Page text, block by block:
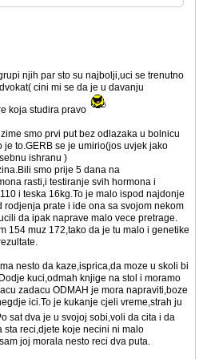
njih par sto su najbolji,uci se trenutno
cini mi se da je u davanju
koja studira pravo
smo prvi put bez odlazaka u bolnicu
to.GERB se je umirio(jos uvjek jako
ishranu )
smo prije 5 dana na
rasti,i testiranje svih hormona i
i teska 16kg.To je malo ispod najdonje
prate i ide ona sa svojom nekom
da ipak naprave malo vece pretrage.
154 muz 172,tako da je tu malo i genetike
nesto da kaze,isprica,da moze u skoli bi
kuci,odmah knjige na stol i moramo
zadacu ODMAH je mora napraviti,boze
ici.To je kukanje cjeli vreme,strah ju
sat dva je u svojoj sobi,voli da cita i da
sta reci,djete koje necini ni malo
joj morala nesto reci dva puta.